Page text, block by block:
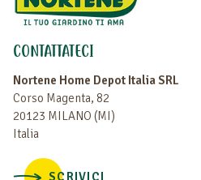
CONTATTATECI
Nortene Home Depot Italia SRL
Corso Magenta, 82
20123 MILANO (MI)
Italia
SCRIVICI